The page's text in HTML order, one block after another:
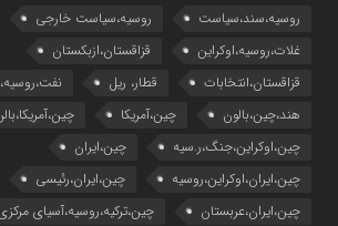
روسیه،سند،سیاست
روسیه،سیاست خارجی
غلات،روسیه،اوکراین
قزاقستان،ازبکستان
قزاقستان،انتخابات
قطار، ریل
هند،چین،بالون
چین،آمریکا
چین،اوکراین،جنگ،ر.سیه
چین،ایران
چین،ایران،اوکراین،روسیه
چین،ایران،رئیسی
چین،ایران،عربستان
چین،ترکیه،روسیه،آسیای